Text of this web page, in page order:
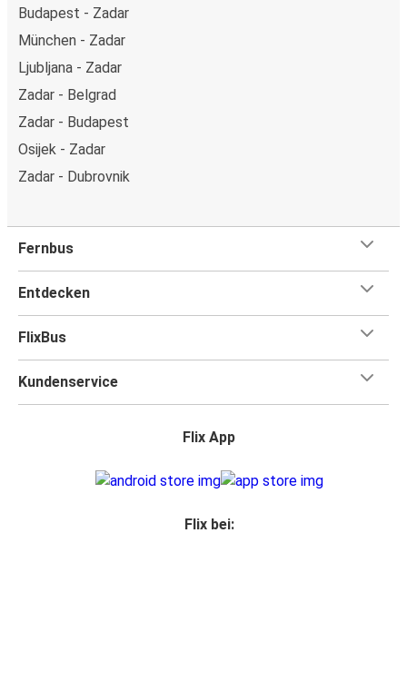
Budapest - Zadar
München - Zadar
Ljubljana - Zadar
Zadar - Belgrad
Zadar - Budapest
Osijek - Zadar
Zadar - Dubrovnik
Fernbus
Entdecken
FlixBus
Kundenservice
Flix App
Flix bei: